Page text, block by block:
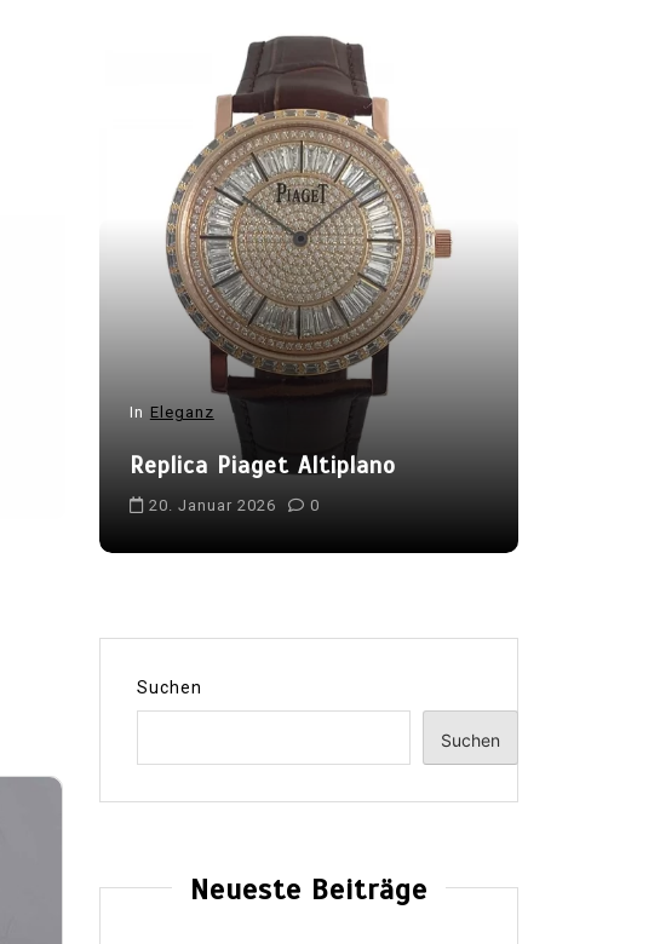
In Eleganz
Replica Piaget Altiplano
20. Januar 2026 0
Suchen
Suchen
Neueste Beiträge